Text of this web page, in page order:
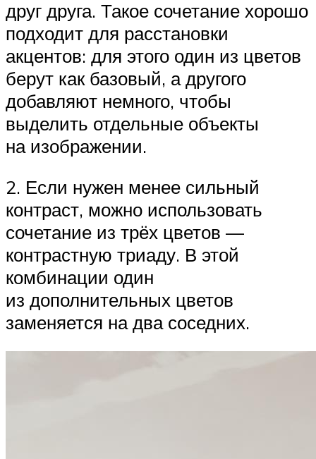
друг друга. Такое сочетание хорошо
подходит для расстановки
акцентов: для этого один из цветов
берут как базовый, а другого
добавляют немного, чтобы
выделить отдельные объекты
на изображении.
2. Если нужен менее сильный
контраст, можно использовать
сочетание из трёх цветов —
контрастную триаду. В этой
комбинации один
из дополнительных цветов
заменяется на два соседних.